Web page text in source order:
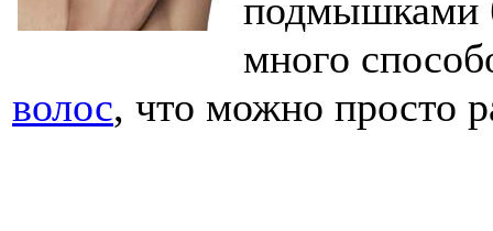
подмышками
много
волос, что можно просто